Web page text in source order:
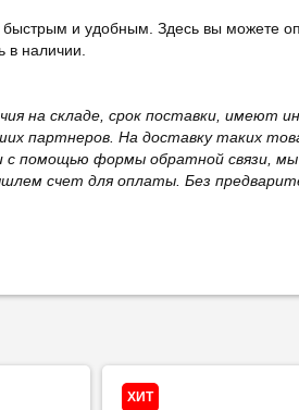
и удобным. Здесь вы можете
в наличии.
на складе, срок поставки, имеют
партнеров. На доставку таких
с помощью формы обратной связи,
счет для оплаты. Без
ХИТ